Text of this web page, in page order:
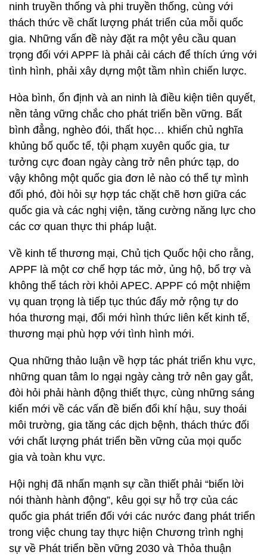
ninh truyền thống và phi truyền thống, cùng với
thách thức về chất lượng phát triển của mỗi quốc
gia. Những vấn đề này đặt ra một yêu cầu quan
trọng đối với APPF là phải cải cách để thích ứng với
tình hình, phải xây dựng một tầm nhìn chiến lược.
Hòa bình, ổn định và an ninh là điều kiện tiên quyết,
nền tảng vững chắc cho phát triển bền vững. Bất
bình đẳng, nghèo đói, thất học… khiến chủ nghĩa
khủng bố quốc tế, tội phạm xuyên quốc gia, tư
tưởng cực đoan ngày càng trở nên phức tạp, do
vậy không một quốc gia đơn lẻ nào có thể tự mình
đối phó, đòi hỏi sự hợp tác chặt chẽ hơn giữa các
quốc gia và các nghị viện, tăng cường năng lực cho
các cơ quan thực thi pháp luật.
Về kinh tế thương mại, Chủ tịch Quốc hội cho rằng,
APPF là một cơ chế hợp tác mở, ủng hộ, bổ trợ và
không thể tách rời khỏi APEC. APPF có một nhiệm
vụ quan trọng là tiếp tục thúc đẩy mở rộng tự do
hóa thương mại, đổi mới hình thức liên kết kinh tế,
thương mại phù hợp với tình hình mới.
Qua những thảo luận về hợp tác phát triển khu vực,
những quan tâm lo ngại ngày càng trở nên gay gắt,
đòi hỏi phải hành động thiết thực, cùng những sáng
kiến mới về các vấn đề biến đổi khí hậu, suy thoái
môi trường, gia tăng các dịch bệnh, thách thức đối
với chất lượng phát triển bền vững của mọi quốc
gia và toàn khu vực.
Hội nghị đã nhấn mạnh sự cần thiết phải “biến lời
nói thành hành động”, kêu gọi sự hỗ trợ của các
quốc gia phát triển đối với các nước đang phát triển
trong việc chung tay thực hiện Chương trình nghị
sự về Phát triển bền vững 2030 và Thỏa thuận